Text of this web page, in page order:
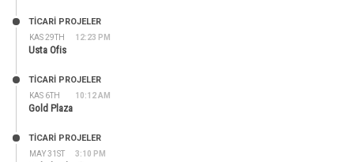
KAS 29TH 12:23 PM
TİCARİ PROJELER
Usta Ofis
KAS 6TH 10:12 AM
TİCARİ PROJELER
Gold Plaza
MAY 31ST 3:10 PM
TİCARİ PROJELER